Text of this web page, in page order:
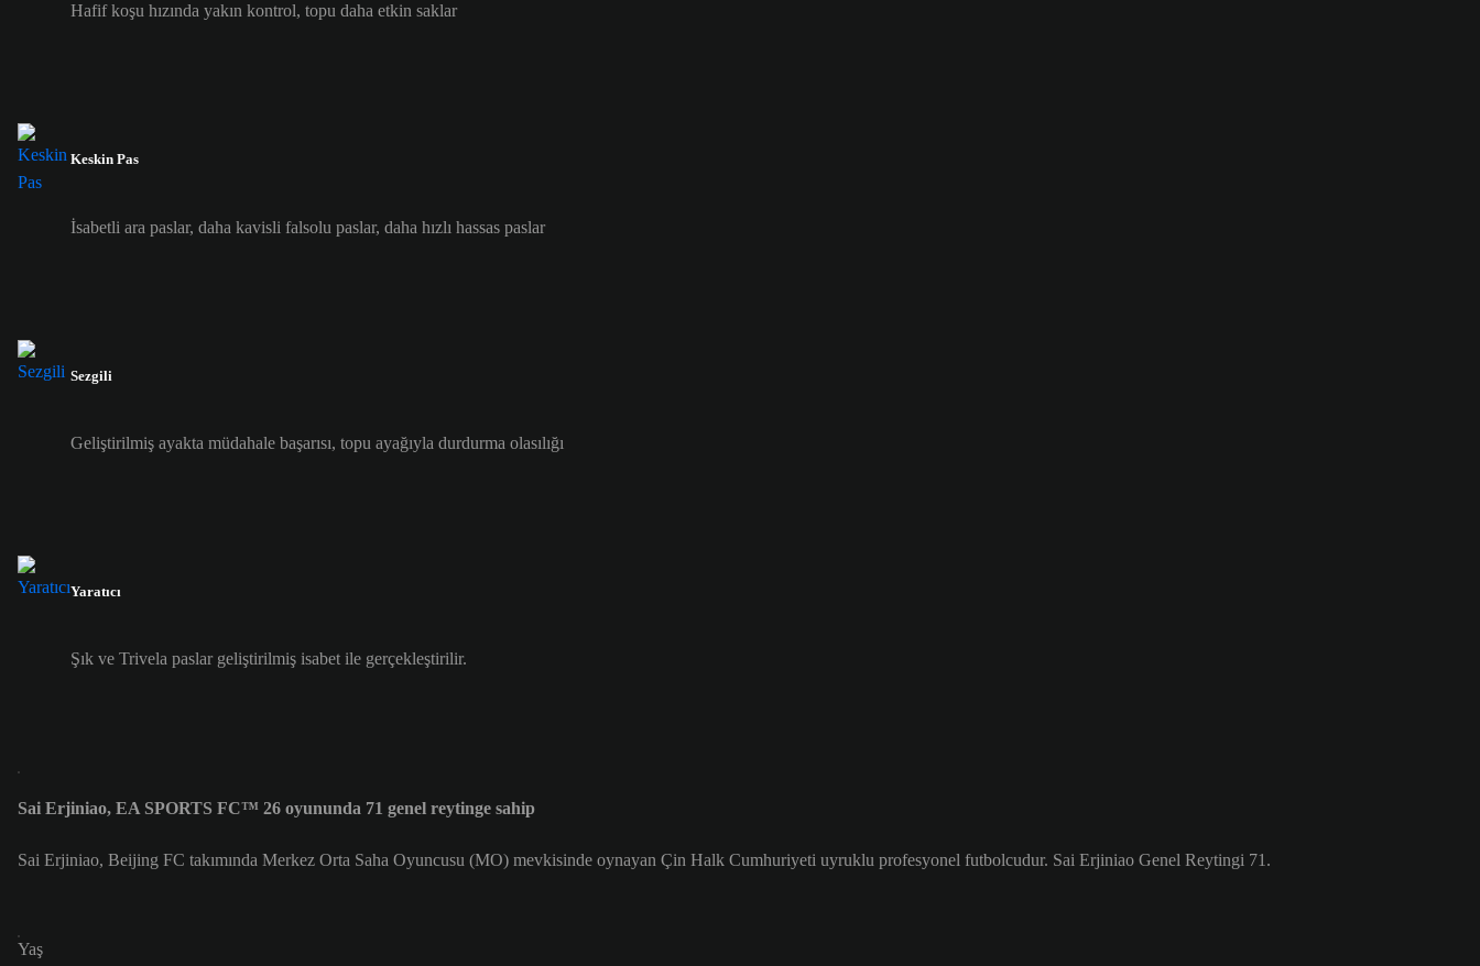
Hafif koşu hızında yakın kontrol, topu daha etkin saklar
Keskin Pas
İsabetli ara paslar, daha kavisli falsolu paslar, daha hızlı hassas paslar
Sezgili
Geliştirilmiş ayakta müdahale başarısı, topu ayağıyla durdurma olasılığı
Yaratıcı
Şık ve Trivela paslar geliştirilmiş isabet ile gerçekleştirilir.
Sai Erjiniao, EA SPORTS FC™ 26 oyununda 71 genel reytinge sahip
Sai Erjiniao, Beijing FC takımında Merkez Orta Saha Oyuncusu (MO) mevkisinde oynayan Çin Halk Cumhuriyeti uyruklu profesyonel futbolcudur. Sai Erjiniao Genel Reytingi 71.
Yaş